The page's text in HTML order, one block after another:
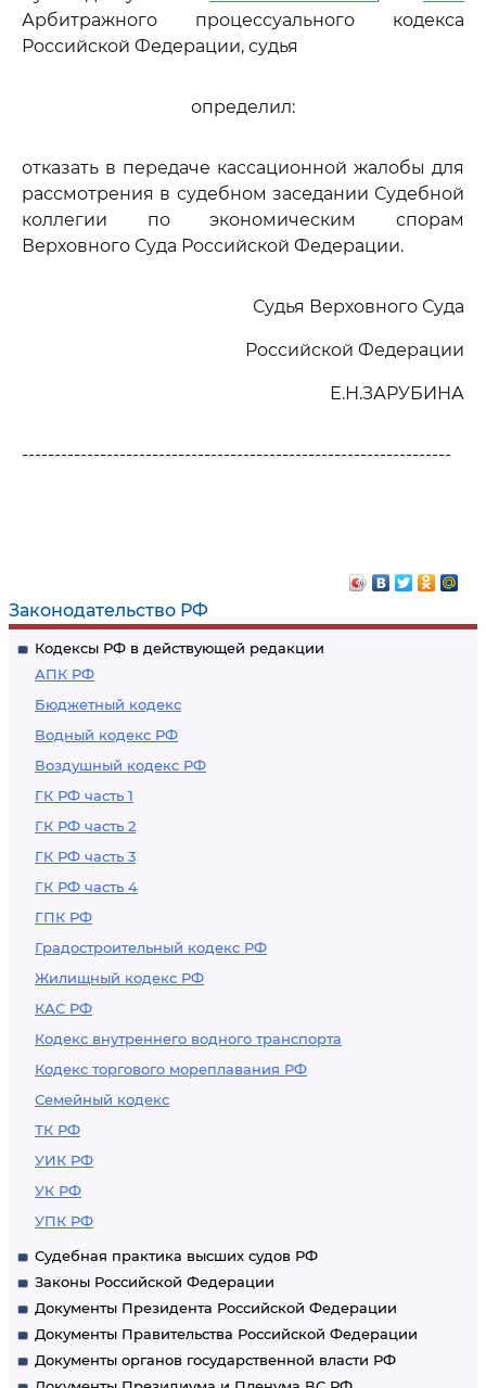
Законодательство РФ
Кодексы РФ в действующей редакции
АПК РФ
Бюджетный кодекс
Водный кодекс РФ
Воздушный кодекс РФ
ГК РФ часть 1
ГК РФ часть 2
ГК РФ часть 3
ГК РФ часть 4
ГПК РФ
Градостроительный кодекс РФ
Жилищный кодекс РФ
КАС РФ
Кодекс внутреннего водного транспорта
Кодекс торгового мореплавания РФ
Семейный кодекс
ТК РФ
УИК РФ
УК РФ
УПК РФ
Судебная практика высших судов РФ
Законы Российской Федерации
Документы Президента Российской Федерации
Документы Правительства Российской Федерации
Документы органов государственной власти РФ
Арбитражного процессуального кодекса
Российской Федерации, судья
определил:
отказать в передаче кассационной жалобы для
рассмотрения в судебном заседании Судебной
коллегии по экономическим спорам
Верховного Суда Российской Федерации.
Судья Верховного Суда
Российской Федерации
Е.Н.ЗАРУБИНА
------------------------------------------------------------------